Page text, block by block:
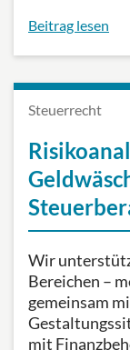
Beitrag lesen
Steuerrecht
Wir
Bereichen –
gemeinsam
mit